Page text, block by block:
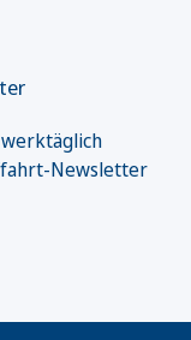
Newsletter